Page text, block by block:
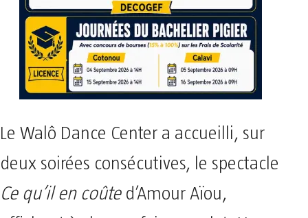
Le Walô Dance Center a accueilli, sur
deux soirées consécutives, le spectacle
Ce qu’il en coûted’Amour Aïou,